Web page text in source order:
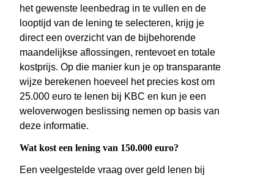
het gewenste leenbedrag in te vullen en de
looptijd van de lening te selecteren, krijg je
direct een overzicht van de bijbehorende
maandelijkse aflossingen, rentevoet en totale
kostprijs. Op die manier kun je op transparante
wijze berekenen hoeveel het precies kost om
25.000 euro te lenen bij KBC en kun je een
weloverwogen beslissing nemen op basis van
deze informatie.
Wat kost een lening van 150.000 euro?
Een veelgestelde vraag over geld lenen bij